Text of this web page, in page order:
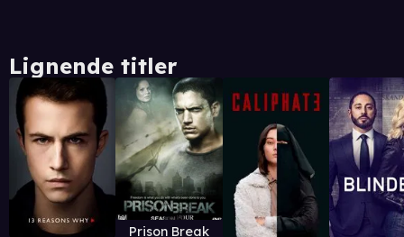
Lignende titler
Prison Break